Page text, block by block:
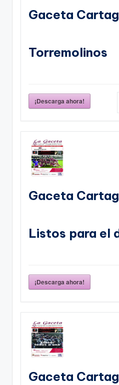
Gaceta
Torremolinos
¡Descarga ahora!
Gaceta
Listos para el
¡Descarga ahora!
Gaceta